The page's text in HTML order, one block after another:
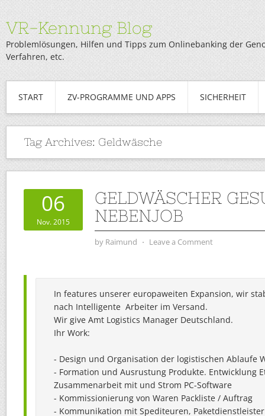
VR-Kennung Blog
Problemlösungen, Hilfen und Tipps zum Onlinebanking der
Verfahren, etc.
START ZV-PROGRAMME UND APPS SICHERHEIT
Tag Archives: Geldwäsche
06
Nov. 2015
GELDWÄSCHER
NEBENJOB
by Raimund ⋅ Leave a Comment
In features unserer europaweiten Expansion, wir
nach Intelligente  Arbeiter im Versand.
Wir give Amt Logistics Manager Deutschland.
Ihr Work:
- Design und Organisation der logistischen Ablaufe
- Formation und Ausrustung Produkte. Entwicklung
Zusammenarbeit mit und Strom PC-Software
- Kommissionierung von Waren Packliste / Auftrag
- Kommunikation mit Spediteuren,